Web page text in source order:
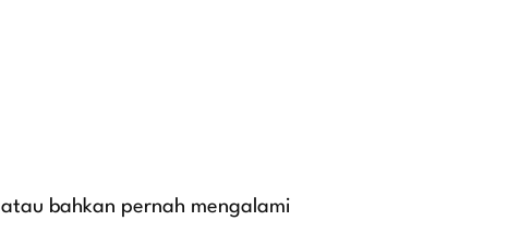
bahkan pernah mengalami